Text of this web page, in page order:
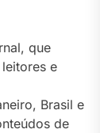
que
e
Brasil e
de